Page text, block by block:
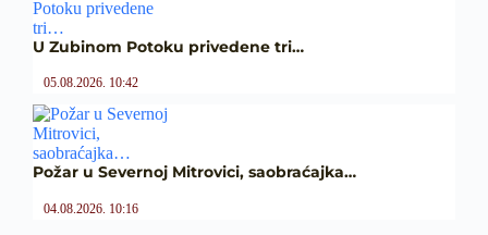
U Zubinom Potoku privedene tri…
05.08.2026. 10:42
Požar u Severnoj Mitrovici, saobraćajka…
04.08.2026. 10:16